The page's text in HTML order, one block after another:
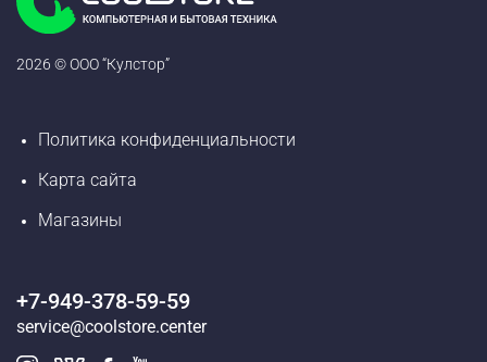
2026 © ООО “Кулстор”
Политика конфиденциальности
Карта сайта
Магазины
+7-949-378-59-59
service@coolstore.center